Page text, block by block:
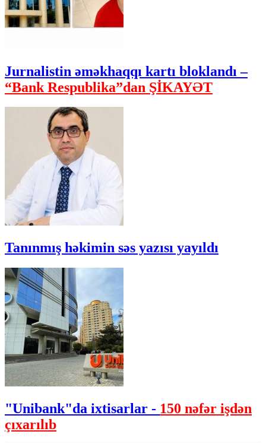
Jurnalistin əməkhaqqı kartı bloklandı –
“Bank Respublika”dan ŞİKAYƏT
Tanınmış həkimin səs yazısı yayıldı
"Unibank"da ixtisarlar - 150 nəfər işdən
çıxarılıb